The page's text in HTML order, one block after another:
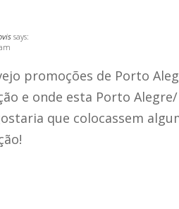
says:
promoções de Porto
e onde esta Porto Alegre/
que colocassem